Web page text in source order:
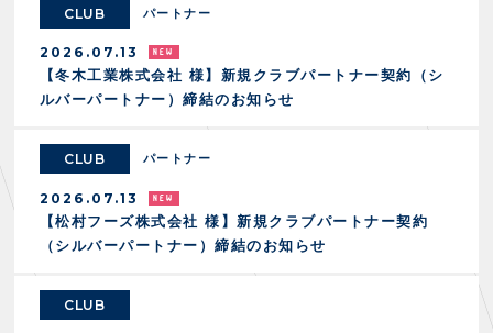
U-12
スクール概要
スタッフ
各校紹介・アクセス
スクール会員規約
店舗エリアガイド
アクセス
Thesparkについて
お問い合わせ
CLUB パートナー
2026.07.13
【冬木工業株式会社 様】新規クラブパートナー契約（シ
ルバーパートナー）締結のお知らせ
CLUB パートナー
2026.07.13
【松村フーズ株式会社 様】新規クラブパートナー契約
（シルバーパートナー）締結のお知らせ
CLUB